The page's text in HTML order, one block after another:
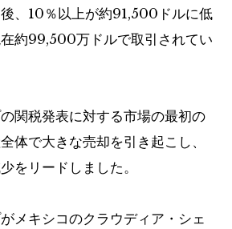
、10％以上が約91,500ドルに低
約99,500万ドルで取引されてい
関税発表に対する市場の最初の
体で大きな売却を引き起こし、
をリードしました。
メキシコのクラウディア・シェ